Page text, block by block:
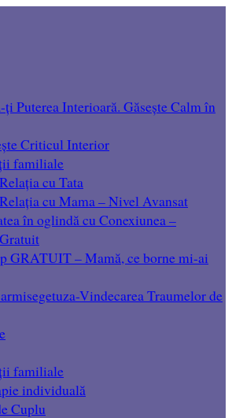
ți Puterea Interioară. Găsește Calm în
Criticul Interior
familiale
cu Tata
cu Mama – Nivel Avansat
în oglindă cu Conexiunea –
GRATUIT – Mamă, ce borne mi-ai
Vindecarea Traumelor de
familiale
individuală
Cuplu